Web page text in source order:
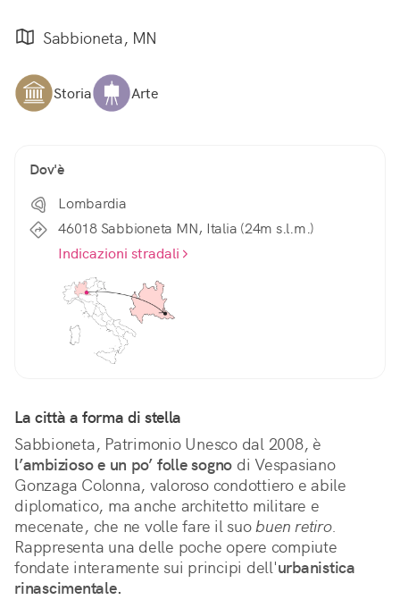
Sabbioneta, MN
Storia Arte
Dov'è
Lombardia
46018 Sabbioneta MN, Italia (24m s.l.m.)
Indicazioni stradali
La città a forma di stella
l’ambizioso e un po’ folle sogno di Vespasiano
Gonzaga Colonna, valoroso condottiero e abile
diplomatico, ma anche architetto militare e
mecenate, che ne volle fare il suo buen retiro.
Rappresenta una delle poche opere compiute
fondate interamente sui principi dell'urbanistica
rinascimentale.